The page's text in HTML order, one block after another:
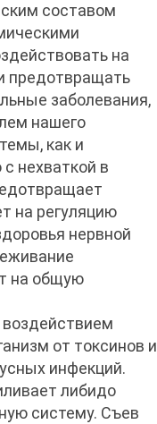
составом
на
предотвращать
заболевания,
нашего
как и
нехваткой в
на регуляцию
нервной
на общую
от токсинов и
инфекций.
либидо
систему. Съев